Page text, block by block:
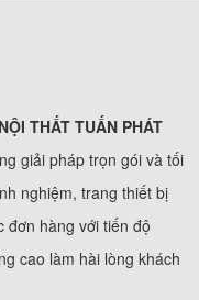
THẤT TUẤN PHÁT
giải pháp trọn gói và tối
nghiệm, trang thiết bị
đơn hàng với tiến độ
cao làm hài lòng khách